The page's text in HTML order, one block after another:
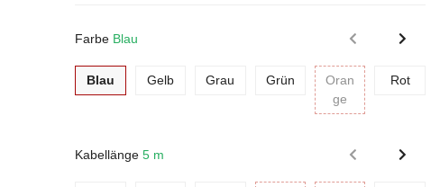
Farbe Blau
BlauBlau GelbGelb Grau GrünGrün
Oran
ge Orange
RotRot
Kabellänge5 m